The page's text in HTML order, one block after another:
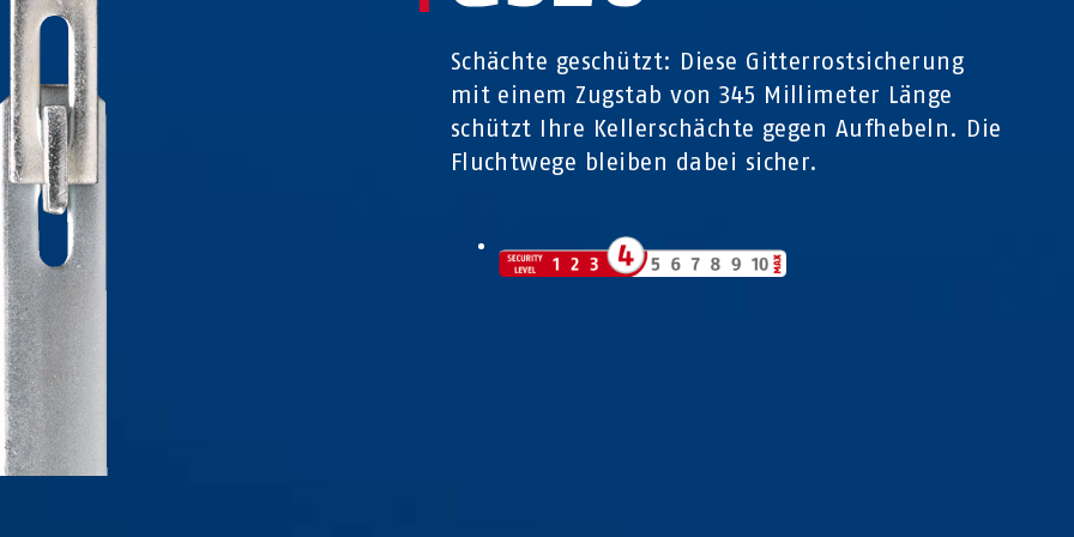
Schächte geschützt: Diese Gitterrostsicherung
mit einem Zugstab von 345 Millimeter Länge
schützt Ihre Kellerschächte gegen Aufhebeln. Die
Fluchtwege bleiben dabei sicher.